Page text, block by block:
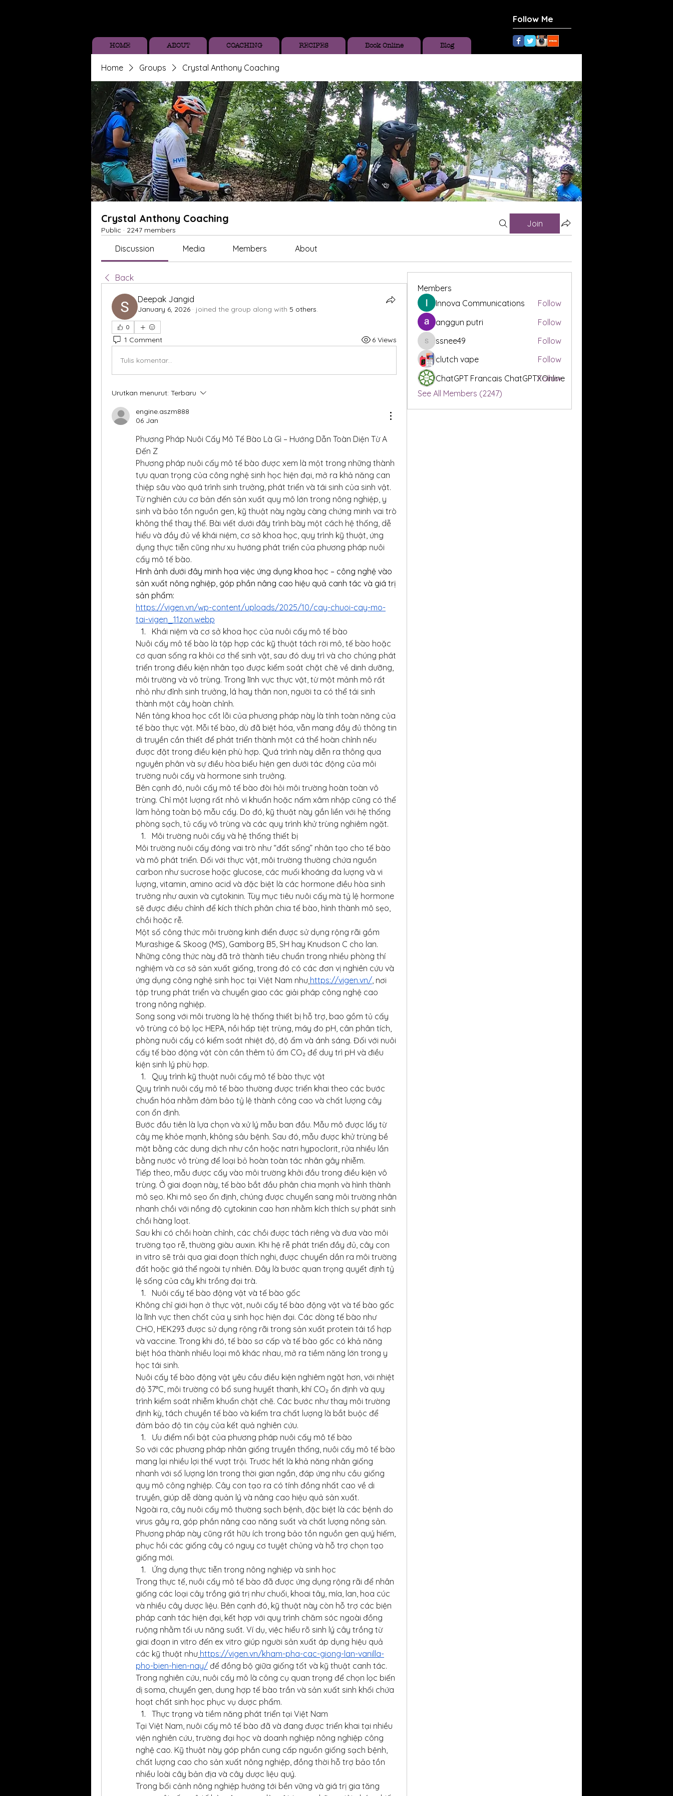
Follow Me
HOME ABOUT COACHING RECIPES Book Online Blog
Home Groups Crystal Anthony Coaching
Crystal Anthony Coaching
Public · 2247 members
Join
Discussion Media Members About
Back
Deepak Jangid
January 6, 2026 · joined the group along with 5 others.
0
1 Comment 6 Views
Tulis komentar...
Urutkan menurut: Terbaru
engine.aszm888
06 Jan
Phương Pháp Nuôi Cấy Mô Tế Bào Là Gì – Hướng Dẫn Toàn Diện Từ A
Đến Z
Phương pháp nuôi cấy mô tế bào được xem là một trong những thành
tựu quan trọng của công nghệ sinh học hiện đại, mở ra khả năng can
thiệp sâu vào quá trình sinh trưởng, phát triển và tái sinh của sinh vật.
Từ nghiên cứu cơ bản đến sản xuất quy mô lớn trong nông nghiệp, y
sinh và bảo tồn nguồn gen, kỹ thuật này ngày càng chứng minh vai trò
không thể thay thế. Bài viết dưới đây trình bày một cách hệ thống, dễ
hiểu và đầy đủ về khái niệm, cơ sở khoa học, quy trình kỹ thuật, ứng
dụng thực tiễn cũng như xu hướng phát triển của phương pháp nuôi
cấy mô tế bào.
Hình ảnh dưới đây minh họa việc ứng dụng khoa học – công nghệ vào
sản xuất nông nghiệp, góp phần nâng cao hiệu quả canh tác và giá trị
sản phẩm:
https://vigen.vn/wp-content/uploads/2025/10/cay-chuoi-cay-mo-
tai-vigen_11zon.webp
Khái niệm và cơ sở khoa học của nuôi cấy mô tế bào
Nuôi cấy mô tế bào là tập hợp các kỹ thuật tách rời mô, tế bào hoặc
cơ quan sống ra khỏi cơ thể sinh vật, sau đó duy trì và cho chúng phát
triển trong điều kiện nhân tạo được kiểm soát chặt chẽ về dinh dưỡng,
môi trường và vô trùng. Trong lĩnh vực thực vật, từ một mảnh mô rất
nhỏ như đỉnh sinh trưởng, lá hay thân non, người ta có thể tái sinh
thành một cây hoàn chỉnh.
Nền tảng khoa học cốt lõi của phương pháp này là tính toàn năng của
tế bào thực vật. Mỗi tế bào, dù đã biệt hóa, vẫn mang đầy đủ thông tin
di truyền cần thiết để phát triển thành một cá thể hoàn chỉnh nếu
được đặt trong điều kiện phù hợp. Quá trình này diễn ra thông qua
nguyên phân và sự điều hòa biểu hiện gen dưới tác động của môi
trường nuôi cấy và hormone sinh trưởng.
Bên cạnh đó, nuôi cấy mô tế bào đòi hỏi môi trường hoàn toàn vô
trùng. Chỉ một lượng rất nhỏ vi khuẩn hoặc nấm xâm nhập cũng có thể
làm hỏng toàn bộ mẫu cấy. Do đó, kỹ thuật này gắn liền với hệ thống
phòng sạch, tủ cấy vô trùng và các quy trình khử trùng nghiêm ngặt.
Môi trường nuôi cấy và hệ thống thiết bị
Môi trường nuôi cấy đóng vai trò như “đất sống” nhân tạo cho tế bào
và mô phát triển. Đối với thực vật, môi trường thường chứa nguồn
carbon như sucrose hoặc glucose, các muối khoáng đa lượng và vi
lượng, vitamin, amino acid và đặc biệt là các hormone điều hòa sinh
trưởng như auxin và cytokinin. Tùy mục tiêu nuôi cấy mà tỷ lệ hormone
sẽ được điều chỉnh để kích thích phân chia tế bào, hình thành mô sẹo,
chồi hoặc rễ.
Một số công thức môi trường kinh điển được sử dụng rộng rãi gồm
Murashige & Skoog (MS), Gamborg B5, SH hay Knudson C cho lan.
Những công thức này đã trở thành tiêu chuẩn trong nhiều phòng thí
nghiệm và cơ sở sản xuất giống, trong đó có các đơn vị nghiên cứu và
ứng dụng công nghệ sinh học tại Việt Nam như https://vigen.vn/, nơi
tập trung phát triển và chuyển giao các giải pháp công nghệ cao
trong nông nghiệp.
Song song với môi trường là hệ thống thiết bị hỗ trợ, bao gồm tủ cấy
vô trùng có bộ lọc HEPA, nồi hấp tiệt trùng, máy đo pH, cân phân tích,
phòng nuôi cấy có kiểm soát nhiệt độ, độ ẩm và ánh sáng. Đối với nuôi
cấy tế bào động vật còn cần thêm tủ ấm CO₂ để duy trì pH và điều
kiện sinh lý phù hợp.
Quy trình kỹ thuật nuôi cấy mô tế bào thực vật
Quy trình nuôi cấy mô tế bào thường được triển khai theo các bước
chuẩn hóa nhằm đảm bảo tỷ lệ thành công cao và chất lượng cây
con ổn định.
Bước đầu tiên là lựa chọn và xử lý mẫu ban đầu. Mẫu mô được lấy từ
cây mẹ khỏe mạnh, không sâu bệnh. Sau đó, mẫu được khử trùng bề
mặt bằng các dung dịch như cồn hoặc natri hypoclorit, rửa nhiều lần
bằng nước vô trùng để loại bỏ hoàn toàn tác nhân gây nhiễm.
Tiếp theo, mẫu được cấy vào môi trường khởi đầu trong điều kiện vô
trùng. Ở giai đoạn này, tế bào bắt đầu phân chia mạnh và hình thành
mô sẹo. Khi mô sẹo ổn định, chúng được chuyển sang môi trường nhân
nhanh chồi với nồng độ cytokinin cao hơn nhằm kích thích sự phát sinh
chồi hàng loạt.
Sau khi có chồi hoàn chỉnh, các chồi được tách riêng và đưa vào môi
trường tạo rễ, thường giàu auxin. Khi hệ rễ phát triển đầy đủ, cây con
in vitro sẽ trải qua giai đoạn thích nghi, được chuyển dần ra môi trường
đất hoặc giá thể ngoài tự nhiên. Đây là bước quan trọng quyết định tỷ
lệ sống của cây khi trồng đại trà.
Nuôi cấy tế bào động vật và tế bào gốc
Không chỉ giới hạn ở thực vật, nuôi cấy tế bào động vật và tế bào gốc
là lĩnh vực then chốt của y sinh học hiện đại. Các dòng tế bào như
CHO, HEK293 được sử dụng rộng rãi trong sản xuất protein tái tổ hợp
và vaccine. Trong khi đó, tế bào sơ cấp và tế bào gốc có khả năng
biệt hóa thành nhiều loại mô khác nhau, mở ra tiềm năng lớn trong y
học tái sinh.
Nuôi cấy tế bào động vật yêu cầu điều kiện nghiêm ngặt hơn, với nhiệt
độ 37°C, môi trường có bổ sung huyết thanh, khí CO₂ ổn định và quy
trình kiểm soát nhiễm khuẩn chặt chẽ. Các bước như thay môi trường
định kỳ, tách chuyền tế bào và kiểm tra chất lượng là bắt buộc để
đảm bảo độ tin cậy của kết quả nghiên cứu.
Ưu điểm nổi bật của phương pháp nuôi cấy mô tế bào
So với các phương pháp nhân giống truyền thống, nuôi cấy mô tế bào
mang lại nhiều lợi thế vượt trội. Trước hết là khả năng nhân giống
nhanh với số lượng lớn trong thời gian ngắn, đáp ứng nhu cầu giống
quy mô công nghiệp. Cây con tạo ra có tính đồng nhất cao về di
truyền, giúp dễ dàng quản lý và nâng cao hiệu quả sản xuất.
Ngoài ra, cây nuôi cấy mô thường sạch bệnh, đặc biệt là các bệnh do
virus gây ra, góp phần nâng cao năng suất và chất lượng nông sản.
Phương pháp này cũng rất hữu ích trong bảo tồn nguồn gen quý hiếm,
phục hồi các giống cây có nguy cơ tuyệt chủng và hỗ trợ chọn tạo
giống mới.
Ứng dụng thực tiễn trong nông nghiệp và sinh học
Trong thực tế, nuôi cấy mô tế bào đã được ứng dụng rộng rãi để nhân
giống các loại cây trồng giá trị như chuối, khoai tây, mía, lan, hoa cúc
và nhiều cây dược liệu. Bên cạnh đó, kỹ thuật này còn hỗ trợ các biện
pháp canh tác hiện đại, kết hợp với quy trình chăm sóc ngoài đồng
ruộng nhằm tối ưu năng suất. Ví dụ, việc hiểu rõ sinh lý cây trồng từ
giai đoạn in vitro đến ex vitro giúp người sản xuất áp dụng hiệu quả
các kỹ thuật như https://vigen.vn/kham-pha-cac-giong-lan-vanilla-
pho-bien-hien-nay/ để đồng bộ giữa giống tốt và kỹ thuật canh tác.
Trong nghiên cứu, nuôi cấy mô là công cụ quan trọng để chọn lọc biến
dị soma, chuyển gen, dung hợp tế bào trần và sản xuất sinh khối chứa
hoạt chất sinh học phục vụ dược phẩm.
Thực trạng và tiềm năng phát triển tại Việt Nam
Tại Việt Nam, nuôi cấy mô tế bào đã và đang được triển khai tại nhiều
viện nghiên cứu, trường đại học và doanh nghiệp nông nghiệp công
nghệ cao. Kỹ thuật này góp phần cung cấp nguồn giống sạch bệnh,
chất lượng cao cho sản xuất nông nghiệp, đồng thời hỗ trợ bảo tồn
nhiều loài cây bản địa và cây dược liệu quý.
Trong bối cảnh nông nghiệp hướng tới bền vững và giá trị gia tăng
Members
Innova Communications
Follow
anggun putri
Follow
ssnee49
ssnee49
Follow
clutch vape
Follow
ChatGPT Francais ChatGPTXOnline
Follow
See All Members (2247)